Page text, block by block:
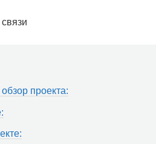
проекта: